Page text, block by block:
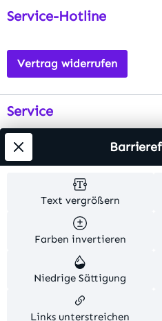
Service-Hotline
Vertrag widerrufen
Service
Info
Alle Preise inkl.
Versandkosten . Alle
Herstellerangaben
© 2026 MKV24 – Alle
TC-
Text vergrößern
Farben invertieren
Niedrige Sättigung
Links unterstreichen